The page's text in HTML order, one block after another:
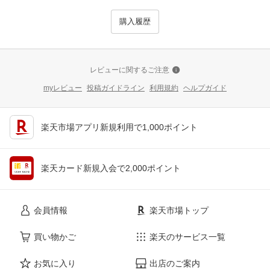
購入履歴
レビューに関するご注意
myレビュー 投稿ガイドライン 利用規約 ヘルプガイド
楽天市場アプリ新規利用で1,000ポイント
楽天カード新規入会で2,000ポイント
会員情報
買い物かご
お気に入り
楽天市場トップ
楽天のサービス一覧
出店のご案内